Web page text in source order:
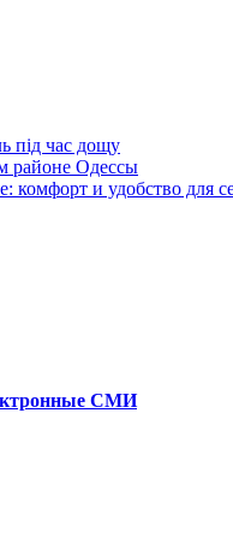
під час дощу
районе Одессы
комфорт и удобство для
СМИ